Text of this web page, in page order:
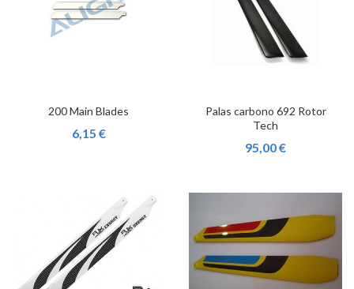
200 Main Blades
6,15 €
Palas carbono 692 Rotor
Tech
95,00 €